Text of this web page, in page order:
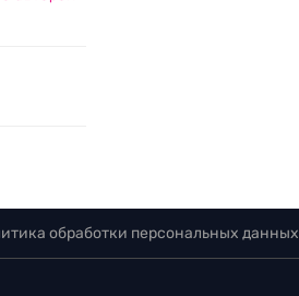
обработки персональных данных